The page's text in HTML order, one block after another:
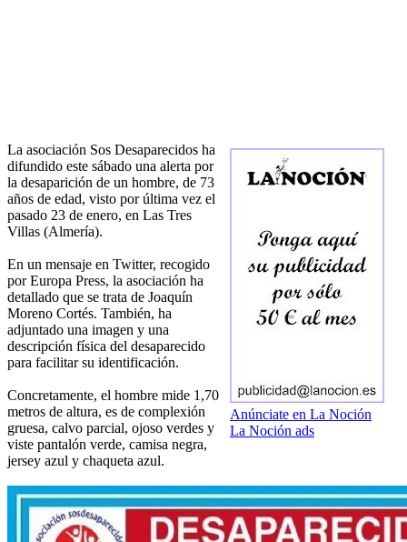
Anúnciate en La Noción
La Noción ads
La asociación Sos Desaparecidos ha
difundido este sábado una alerta por
la desaparición de un hombre, de 73
años de edad, visto por última vez el
pasado 23 de enero, en Las Tres
Villas (Almería).
En un mensaje en Twitter, recogido
por Europa Press, la asociación ha
detallado que se trata de Joaquín
Moreno Cortés. También, ha
adjuntado una imagen y una
descripción física del desaparecido
para facilitar su identificación.
Concretamente, el hombre mide 1,70
metros de altura, es de complexión
gruesa, calvo parcial, ojoso verdes y
viste pantalón verde, camisa negra,
jersey azul y chaqueta azul.